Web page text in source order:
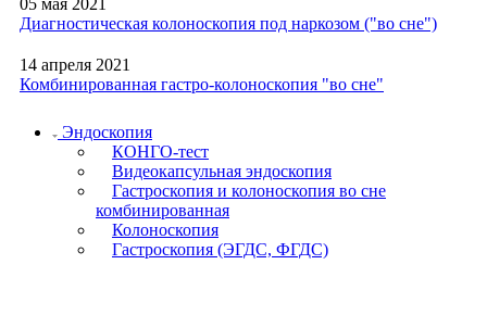
05 мая 2021
Диагностическая колоноскопия под наркозом ("во сне")
14 апреля 2021
Комбинированная гастро-колоноскопия "во сне"
Эндоскопия
КОНГО-тест
Видеокапсульная эндоскопия
Гастроскопия и колоноскопия во сне
комбинированная
Колоноскопия
Гастроскопия (ЭГДС, ФГДС)